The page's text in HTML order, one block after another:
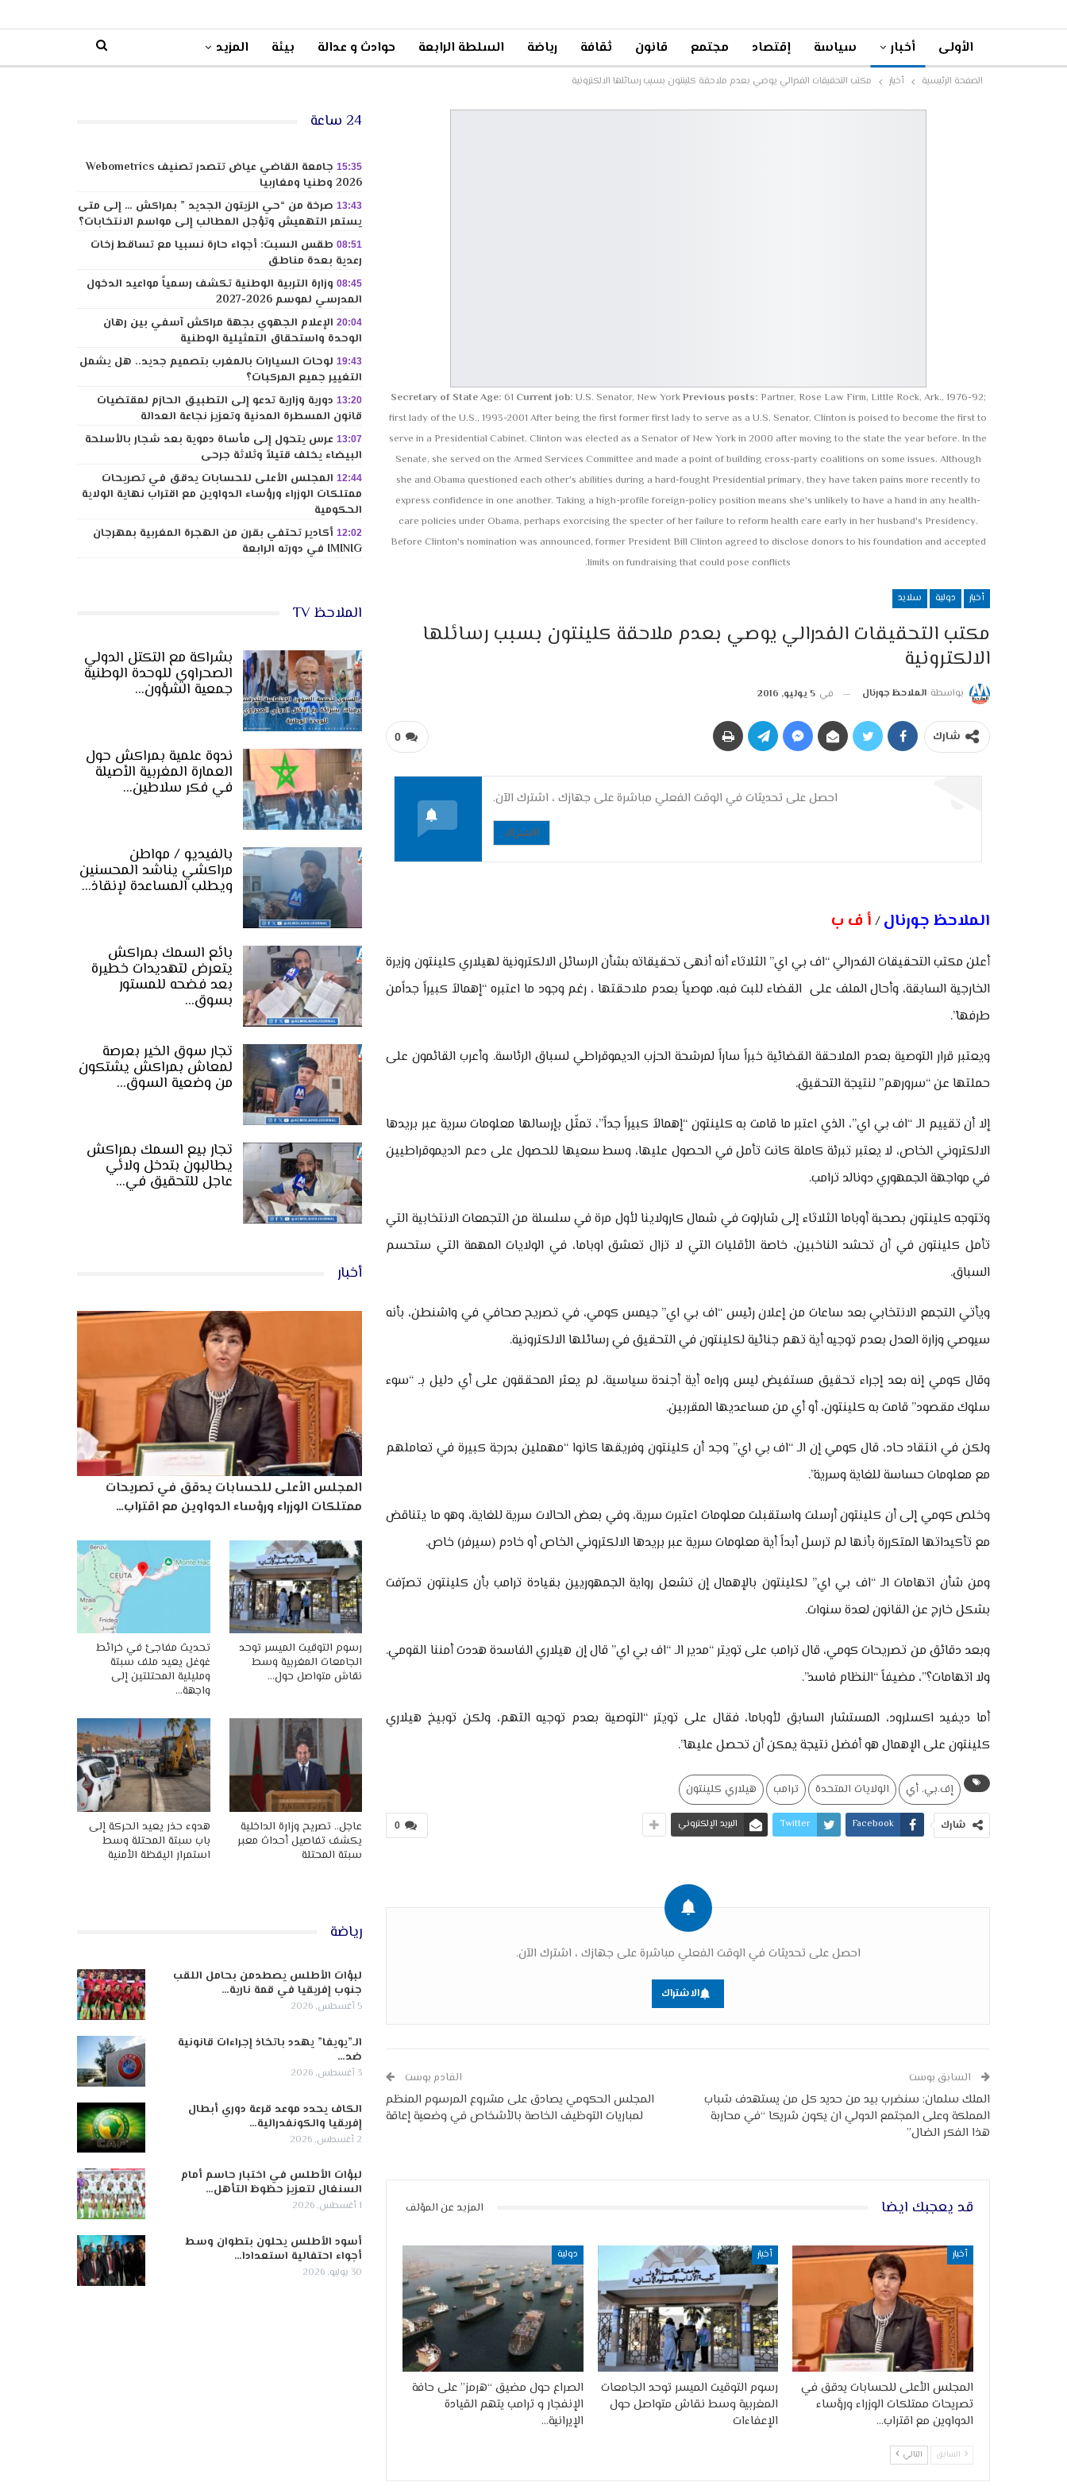
الأولى أخبار سياسة إقتصاد مجتمع قانون ثقافة رياضة السلطة الرابعة حوادث و عدالة بيئة المزيد
الصفحة الرئيسية أخبار مكتب التحقيقات الفدرالي يوصي بعدم ملاحقة كلينتون بسبب رسائلها الالكترونية
Secretary of StateAge: 61 Current job: U.S. Senator, New YorkPrevious posts: Partner, Rose Law Firm, Little Rock, Ark., 1976-92;
first lady of the U.S., 1993-2001 After being the first former first lady to serve as a U.S. Senator, Clinton is poised to become the first to
serve in a Presidential Cabinet. Clinton was elected as a Senator of New York in 2000 after moving to the state the year before. In the
Senate, she served on the Armed Services Committee and made a point of building cross-party coalitions on some issues. Although
she and Obama questioned each other's abilities during a hard-fought Presidential primary, they have taken pains more recently to
express confidence in one another. Taking a high-profile foreign-policy position means she's unlikely to have a hand in any health-
care policies under Obama, perhaps exorcising the specter of her failure to reform health care early in her husband's Presidency.
Before Clinton's nomination was announced, former President Bill Clinton agreed to disclose donors to his foundation and accepted
limits on fundraising that could pose conflicts.
أخبار دولية سلايد
مكتب التحقيقات الفدرالي يوصي بعدم ملاحقة كلينتون بسبب رسائلها
الالكترونية
بواسطة الملاحظ جورنال في 5 يوليو, 2016
0 شارك
احصل على تحديثات في الوقت الفعلي مباشرة على جهازك ، اشترك الآن.
الاشتراك
الملاحظ جورنال / أ ف ب
أعلن مكتب التحقيقات الفدرالي “اف بي اي” الثلاثاء أنه أنهى تحقيقاته بشأن الرسائل الالكترونية لهيلاري كلينتون وزيرة
الخارجية السابقة، وأحال الملف على القضاء للبت فبه، موصياً بعدم ملاحقتها ، رغم وجود ما اعتبره “إهمالاً كبيراً جداًمن
طرفها”.
ويعتبر قرار التوصية بعدم الملاحقة القضائية خبراً ساراً لمرشحة الحزب الديموقراطي لسباق الرئاسة. وأعرب القائمون على
حملتها عن “سرورهم” لنتيجة التحقيق.
إلا أن تقييم الـ “اف بي اي”، الذي اعتبر ما قامت به كلينتون “إهمالاً كبيراً جداً”، تمثّل بإرسالها معلومات سرية عبر بريدها
الالكتروني الخاص، لا يعتبر تبرئة كاملة كانت تأمل في الحصول عليها، وسط سعيها للحصول على دعم الديموقراطيين
في مواجهة الجمهوري دونالد ترامب.
وتتوجه كلينتون بصحبة أوباما الثلاثاء إلى شارلوت في شمال كارولاينا لأول مرة في سلسلة من التجمعات الانتخابية التي
تأمل كلينتون في أن تحشد الناخبين، خاصة الأقليات التي لا تزال تعشق اوباما، في الولايات المهمة التي ستحسم
السباق.
ويأتي التجمع الانتخابي بعد ساعات من إعلان رئيس “اف بي اي” جيمس كومي، في تصريح صحافي في واشنطن، بأنه
سيوصي وزارة العدل بعدم توجيه أية تهم جنائية لكلينتون في التحقيق في رسائلها الالكترونية.
وقال كومي إنه بعد إجراء تحقيق مستفيض ليس وراءه أية أجندة سياسية، لم يعثر المحققون على أي دليل بـ “سوء
سلوك مقصود” قامت به كلينتون، أو أي من مساعديها المقربين.
ولكن في انتقاد حاد، قال كومي إن الـ “اف بي اي” وجد أن كلينتون وفريقها كانوا “مهملين بدرجة كبيرة في تعاملهم
مع معلومات حساسة للغاية وسرية”.
وخلص كومي إلى أن كلينتون أرسلت واستقبلت معلومات اعتبرت سرية، وفي بعض الحالات سرية للغاية، وهو ما يتناقض
مع تأكيداتها المتكررة بأنها لم ترسل أبداً أية معلومات سرية عبر بريدها الالكتروني الخاص أو خادم (سيرفر) خاص.
ومن شأن اتهامات الـ “اف بي اي” لكلينتون بالإهمال إن تشعل رواية الجمهوريين بقيادة ترامب بأن كلينتون تصرّفت
بشكل خارج عن القانون لعدة سنوات.
وبعد دقائق من تصريحات كومي، قال ترامب على تويتر “مدير الـ “اف بي اي” قال إن هيلاري الفاسدة هددت أمننا القومي.
ولا اتهامات؟”، مضيفاً “النظام فاسد”.
أما ديفيد اكسلرود، المستشار السابق لأوباما، فقال على تويتر “التوصية بعدم توجيه التهم، ولكن توبيخ هيلاري
كلينتون على الإهمال هو أفضل نتيجة يمكن أن تحصل عليها”.
إف.بي. أي الولايات المتحدة ترامب هيلاري كلينتون
0 شارك Facebook
Twitter البريد الإلكتروني
احصل على تحديثات في الوقت الفعلي مباشرة على جهازك ، اشترك الآن.
الاشتراك
السابق بوست
الملك سلمان: سنضرب بيد من حديد كل من يستهدف شباب
المملكة وعلى المجتمع الدولي ان يكون شريكا “في محاربة
هذا الفكر الضال”
القادم بوست
المجلس الحكومي يصادق على مشروع المرسوم المنظم
لمباريات التوظيف الخاصة بالأشخاص في وضعية إعاقة
قد يعجبك ايضا المزيد عن المؤلف
أخبار
المجلس الأعلى للحسابات يدقق في
تصريحات ممتلكات الوزراء ورؤساء
الدواوين مع اقتراب…
أخبار
رسوم التوقيت الميسر توحد الجامعات
المغربية وسط نقاش متواصل حول
الإعفاءات
دولية
الصراع حول مضيق “هرمز” على حافة
الإنفجار و ترامب يتهم القيادة
الإيرانية…
السابق التالي
24 ساعة
15:35
جامعة القاضي عياض تتصدر تصنيف Webometrics
2026 وطنيا ومغاربيا
13:43 صرخة من “حي الزيتون الجديد ” بمراكش … إلى متى
يستمر التهميش وتؤجل المطالب إلى مواسم الانتخابات؟
08:51 طقس السبت: أجواء حارة نسبيا مع تساقط زخات
رعدية بعدة مناطق
08:45 وزارة التربية الوطنية تكشف رسمياً مواعيد الدخول
المدرسي لموسم 2026-2027
20:04 الإعلام الجهوي بجهة مراكش آسفي بين رهان
الوحدة واستحقاق التمثيلية الوطنية
19:43 لوحات السيارات بالمغرب بتصميم جديد.. هل يشمل
التغيير جميع المركبات؟
13:20 دورية وزارية تدعو إلى التطبيق الحازم لمقتضيات
قانون المسطرة المدنية وتعزيز نجاعة العدالة
13:07 عرس يتحول إلى مأساة دموية بعد شجار بالأسلحة
البيضاء يخلف قتيلاً وثلاثة جرحى
12:44 المجلس الأعلى للحسابات يدقق في تصريحات
ممتلكات الوزراء ورؤساء الدواوين مع اقتراب نهاية الولاية
الحكومية
12:02 أكادير تحتفي بقرن من الهجرة المغربية بمهرجان
IMINIG في دورته الرابعة
الملاحظ TV
بشراكة مع التكتل الدولي
الصحراوي للوحدة الوطنية
جمعية الشؤون…
ندوة علمية بمراكش حول
العمارة المغربية الأصيلة
في فكر سلاطين…
بالفيديو / مواطن
مراكشي يناشد المحسنين
ويطلب المساعدة لإنقاذ…
بائع السمك بمراكش
يتعرض لتهديدات خطيرة
بعد فضحه للمستور
بسوق…
تجار سوق الخير بعرصة
لمعاش بمراكش يشتكون
من وضعية السوق…
تجار بيع السمك بمراكش
يطالبون بتدخل ولائي
عاجل للتحقيق في…
أخبار
المجلس الأعلى للحسابات يدقق في تصريحات
ممتلكات الوزراء ورؤساء الدواوين مع اقتراب…
رسوم التوقيت الميسر توحد
الجامعات المغربية وسط
نقاش متواصل حول…
تحديث مفاجئ في خرائط
غوغل يعيد ملف سبتة
ومليلية المحتلتين إلى
واجهة…
عاجل.. تصريح وزارة الداخلية
يكشف تفاصيل أحداث معبر
سبتة المحتلة
هدوء حذر يعيد الحركة إلى
باب سبتة المحتلة وسط
استمرار اليقظة الأمنية
رياضة
لبؤات الأطلس يصطدمن بحامل اللقب
جنوب إفريقيا في قمة نارية…
5 أغسطس, 2026
الـ”يويفا” يهدد باتخاذ إجراءات قانونية
ضد…
3 أغسطس, 2026
الكاف يحدد موعد قرعة دوري أبطال
إفريقيا والكونفدرالية…
2 أغسطس, 2026
لبؤات الأطلس في اختبار حاسم أمام
السنغال لتعزيز حظوظ التأهل…
1 أغسطس, 2026
أسود الأطلس يحلون بتطوان وسط
أجواء احتفالية استعدادا…
30 يوليو, 2026